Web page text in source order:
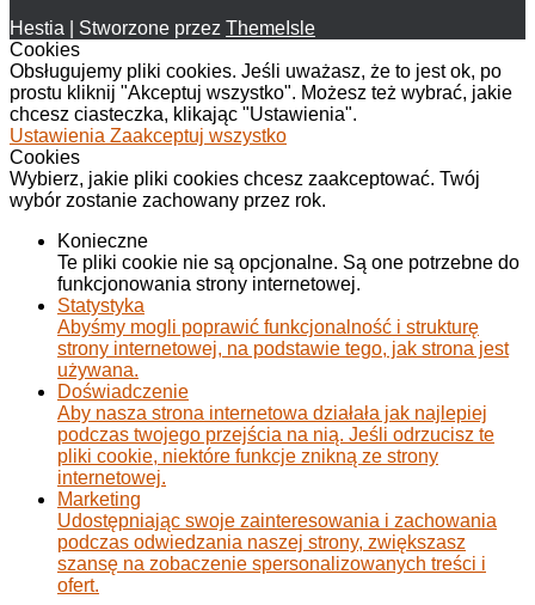
Hestia | Stworzone przez ThemeIsle
Cookies
Obsługujemy pliki cookies. Jeśli uważasz, że to jest ok, po
prostu kliknij "Akceptuj wszystko". Możesz też wybrać, jakie
chcesz ciasteczka, klikając "Ustawienia".
Ustawienia Zaakceptuj wszystko
Cookies
Wybierz, jakie pliki cookies chcesz zaakceptować. Twój
wybór zostanie zachowany przez rok.
Konieczne
Te pliki cookie nie są opcjonalne. Są one potrzebne do
funkcjonowania strony internetowej.
Statystyka
Abyśmy mogli poprawić funkcjonalność i strukturę
strony internetowej, na podstawie tego, jak strona jest
używana.
Doświadczenie
Aby nasza strona internetowa działała jak najlepiej
podczas twojego przejścia na nią. Jeśli odrzucisz te
pliki cookie, niektóre funkcje znikną ze strony
internetowej.
Marketing
Udostępniając swoje zainteresowania i zachowania
podczas odwiedzania naszej strony, zwiększasz
szansę na zobaczenie spersonalizowanych treści i
ofert.